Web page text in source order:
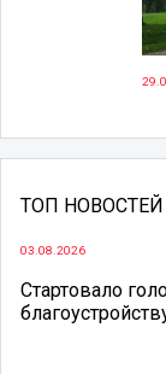
ТОП НОВОСТЕЙ
03.08.2026
Стартовало